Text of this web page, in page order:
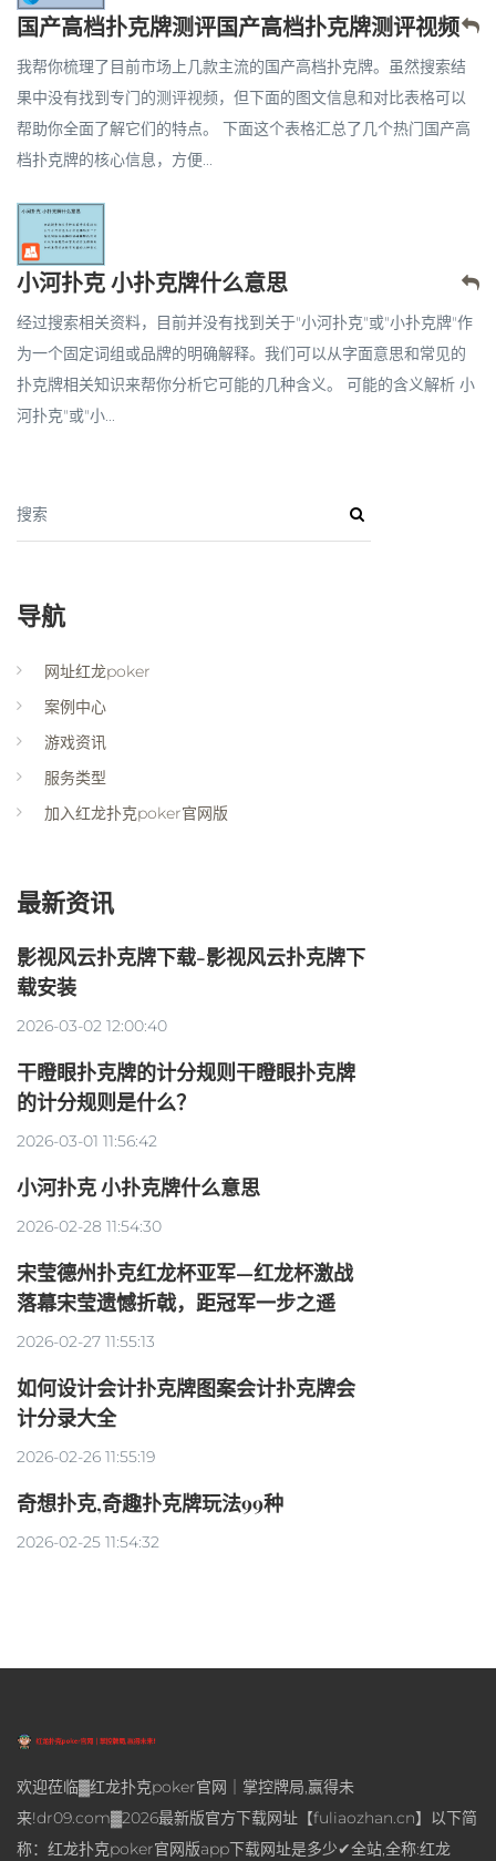
国产高档扑克牌测评国产高档扑克牌测评视频
我帮你梳理了目前市场上几款主流的国产高档扑克牌。虽然搜索结
果中没有找到专门的测评视频，但下面的图文信息和对比表格可以
帮助你全面了解它们的特点。 下面这个表格汇总了几个热门国产高
档扑克牌的核心信息，方便...
小河扑克 小扑克牌什么意思
经过搜索相关资料，目前并没有找到关于"小河扑克"或"小扑克牌"作
为一个固定词组或品牌的明确解释。我们可以从字面意思和常见的
扑克牌相关知识来帮你分析它可能的几种含义。 可能的含义解析 小
河扑克"或"小...
搜索
导航
网址红龙poker
案例中心
游戏资讯
服务类型
加入红龙扑克poker官网版
最新资讯
影视风云扑克牌下载-影视风云扑克牌下
载安装
2026-03-02 12:00:40
干瞪眼扑克牌的计分规则干瞪眼扑克牌
的计分规则是什么？
2026-03-01 11:56:42
小河扑克 小扑克牌什么意思
2026-02-28 11:54:30
宋莹德州扑克红龙杯亚军—红龙杯激战
落幕宋莹遗憾折戟，距冠军一步之遥
2026-02-27 11:55:13
如何设计会计扑克牌图案会计扑克牌会
计分录大全
2026-02-26 11:55:19
奇想扑克,奇趣扑克牌玩法99种
2026-02-25 11:54:32
欢迎莅临▓红龙扑克poker官网｜掌控牌局,赢得未
来!dr09.com▓2026最新版官方下载网址【fuliaozhan.cn】以下简
称：红龙扑克poker官网版app下载网址是多少✔全站,全称:红龙